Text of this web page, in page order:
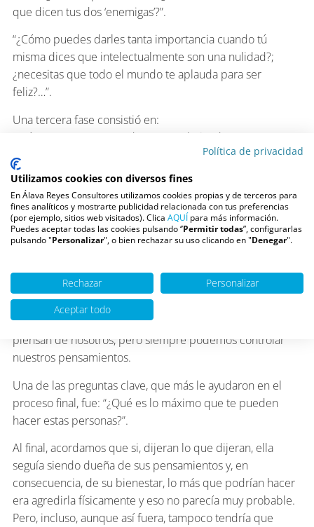
que dicen tus dos ‘enemigas’?”.
“¿Cómo puedes darles tanta importancia cuando tú
misma dices que intelectualmente son una nulidad?;
¿necesitas que todo el mundo te aplauda para ser
feliz?…”.
Una tercera fase consistió en:
“¿Tú crees que eres un desastre trabajando?”.
“¿Piensas que tienen razón cuando dicen que eres una
trepa y una mala compañera?”.
“¿Los que te valoran son estúpidos o eres tú la
engreída?…”.
Llegó un momento en que Beatriz se dio cuenta de que
bien a todo el mundo, y que su vida sería lamentable si su
felicidad dependía del criterio o la opinión que pudieran
tener personas como las protagonistas de su historia. No
es posible controlar lo que otras personas dicen o
piensan de nosotros, pero siempre podemos controlar
nuestros pensamientos.
Una de las preguntas clave, que más le ayudaron en el
proceso final, fue: “¿Qué es lo máximo que te pueden
hacer estas personas?”.
Al final, acordamos que si, dijeran lo que dijeran, ella
seguía siendo dueña de sus pensamientos y, en
consecuencia, de su bienestar, lo más que podrían hacer
era agredirla físicamente y eso no parecía muy probable.
Pero, incluso, aunque así fuera, tampoco tendría que
Política de privacidad
Utilizamos cookies con diversos fines
En Álava Reyes Consultores utilizamos cookies propias y de terceros para
fines analíticos y mostrarte publicidad relacionada con tus preferencias
(por ejemplo, sitios web visitados). Clica AQUÍ para más información.
Puedes aceptar todas las cookies pulsando ‘’Permitir todas”, configurarlas
pulsando "Personalizar", o bien rechazar su uso clicando en "Denegar".
Rechazar
Personalizar
Aceptar todo